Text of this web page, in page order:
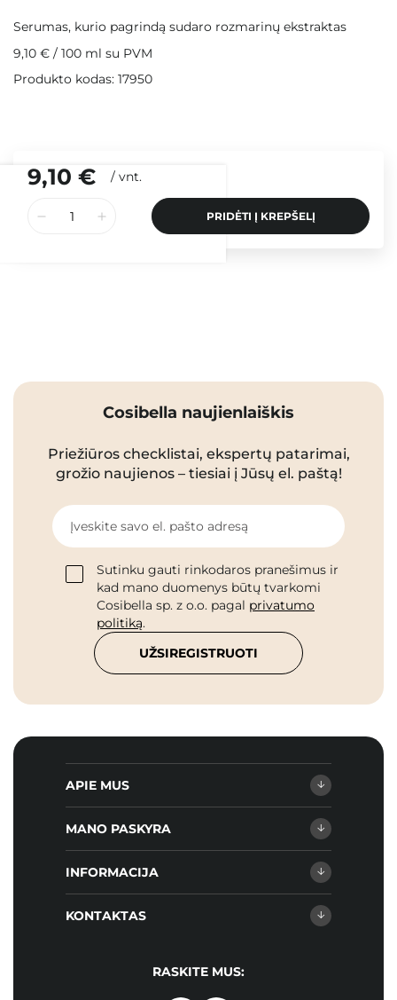
9,10 € / vnt.
PRIDĖTI Į KREPŠELĮ
Serumas, kurio pagrindą sudaro rozmarinų ekstraktas
9,10 € / 100 ml su PVM
Produkto kodas: 17950
Cosibella naujienlaiškis
Priežiūros checklistai, ekspertų patarimai,
grožio naujienos – tiesiai į Jūsų el. paštą!
Įveskite savo el. pašto adresą
Sutinku gauti rinkodaros pranešimus ir
kad mano duomenys būtų tvarkomi
Cosibella sp. z o.o. pagal privatumo
politiką.
UŽSIREGISTRUOTI
APIE MUS
MANO PASKYRA
INFORMACIJA
KONTAKTAS
RASKITE MUS: